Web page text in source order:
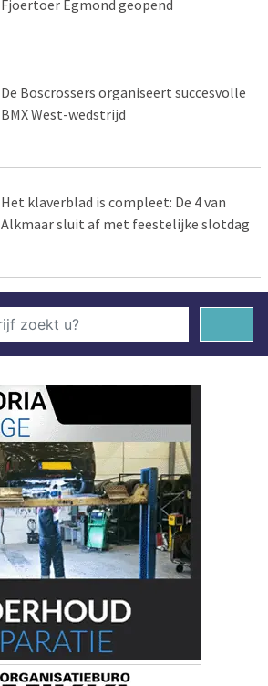
Fjoertoer Egmond geopend
De Boscrossers organiseert succesvolle
BMX West-wedstrijd
Het klaverblad is compleet: De 4 van
Alkmaar sluit af met feestelijke slotdag